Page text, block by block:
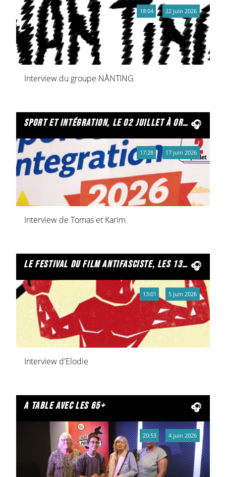
Interview du groupe NÅNTING
18:04 22 juin 2026
sport et intégration, le 02 juillet à orgeval
Interview de Tomas et Karim
17:28 17 juin 2026
le festival du film antifasciste, les 13 et 14 juin à reims
Interview d'Elodie
13:01 5 juin 2026
a table avec les 65+
20:53 4 juin 2026